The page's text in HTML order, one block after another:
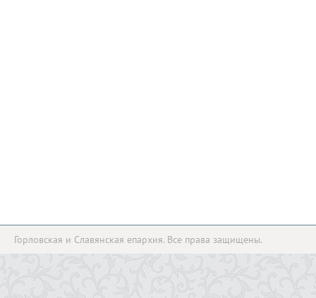
Горловская и Славянская епархия. Все права защищены.